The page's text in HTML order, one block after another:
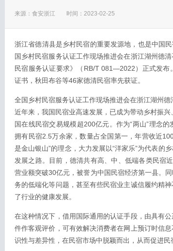
来源：食安浙江 时间：2023-02-25
浙江省德清县是乡村民宿的重要发源地，也是中国
国乡村民宿服务认证工作现场推进会在浙江湖州德
民宿服务认证要求》（RB/T 081—2022）正式发
证书，秋田布谷等46家德清民宿率先获证。
全国乡村民宿服务认证工作现场推进会在浙江湖州德
近年来，我国民宿业高速发展，已成为带动乡村振
国在线民宿交易规模超200亿元。作为“两山”理念
拥有民宿2.5万余家，数量占全国第一，年营收近
是金山银山”的理念，大力发展以“洋家乐”为代表的
发展之路。目前，德清共有高、中、低端各类民宿
营业额突破30亿元，被誉为中国民宿经济第一县。
务的低端化等问题，甚至有些民宿业主诚信履约精
了行业的健康发展。
在这种情况下，借用国际通用的认证手段，由具有
件作客观评价，可有效解决消费者在网上预订时信
识性与差异性，在民宿市场中脱颖而出，从而促进民